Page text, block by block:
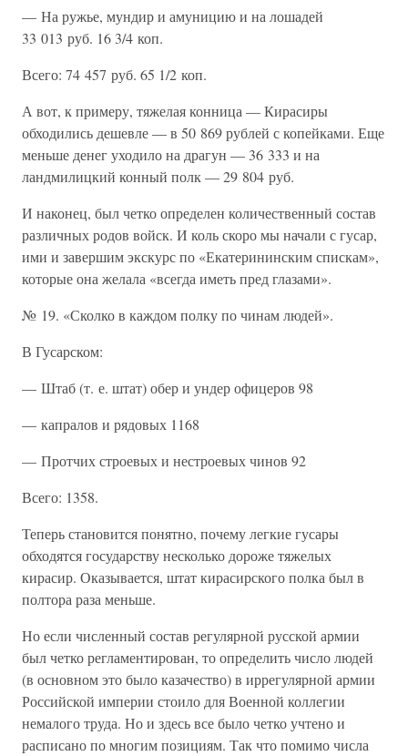
— На ружье, мундир и амуницию и на лошадей
33 013 руб. 16 3/4 коп.
Всего: 74 457 руб. 65 1/2 коп.
А вот, к примеру, тяжелая конница — Кирасиры
обходились дешевле — в 50 869 рублей с копейками. Еще
меньше денег уходило на драгун — 36 333 и на
ландмилицкий конный полк — 29 804 руб.
И наконец, был четко определен количественный состав
различных родов войск. И коль скоро мы начали с гусар,
ими и завершим экскурс по «Екатерининским спискам»,
которые она желала «всегда иметь пред глазами».
№ 19. «Сколко в каждом полку по чинам людей».
В Гусарском:
— Штаб (т. е. штат) обер и ундер офицеров 98
— капралов и рядовых 1168
— Протчих строевых и нестроевых чинов 92
Всего: 1358.
Теперь становится понятно, почему легкие гусары
обходятся государству несколько дороже тяжелых
кирасир. Оказывается, штат кирасирского полка был в
полтора раза меньше.
Но если численный состав регулярной русской армии
был четко регламентирован, то определить число людей
(в основном это было казачество) в иррегулярной армии
Российской империи стоило для Военной коллегии
немалого труда. Но и здесь все было четко учтено и
расписано по многим позициям. Так что помимо числа